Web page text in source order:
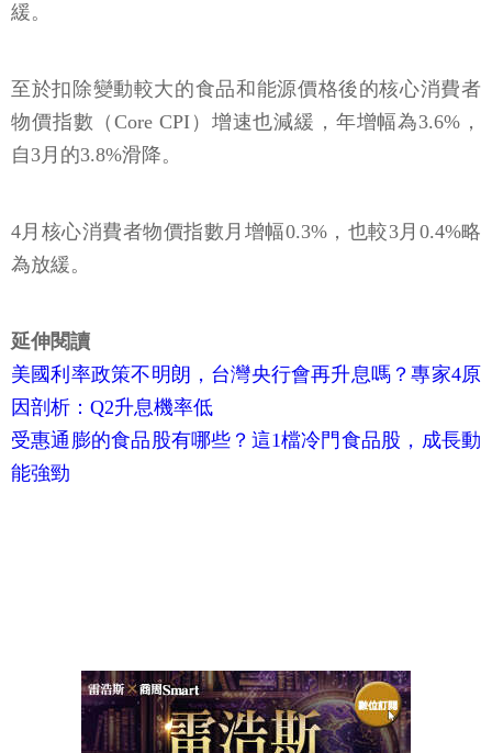
緩。
至於扣除變動較大的食品和能源價格後的核心消費者
物價指數（Core CPI）增速也減緩，年增幅為3.6%，
自3月的3.8%滑降。
4月核心消費者物價指數月增幅0.3%，也較3月0.4%略
為放緩。
延伸閱讀
美國利率政策不明朗，台灣央行會再升息嗎？專家4原
因剖析：Q2升息機率低
受惠通膨的食品股有哪些？這1檔冷門食品股，成長動
能強勁